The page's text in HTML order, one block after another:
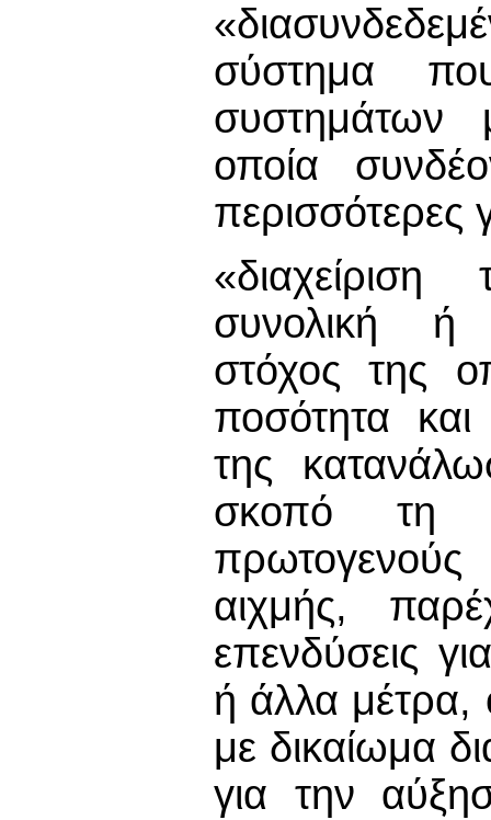
σύστημα
συστημάτων
οποία
περισσότερες
συνολική ή
στόχος της
ποσότητα
της
σκοπό τη
αιχμής,
επενδύσεις
ή άλλα μέτρα,
με δικαίωμα
για την